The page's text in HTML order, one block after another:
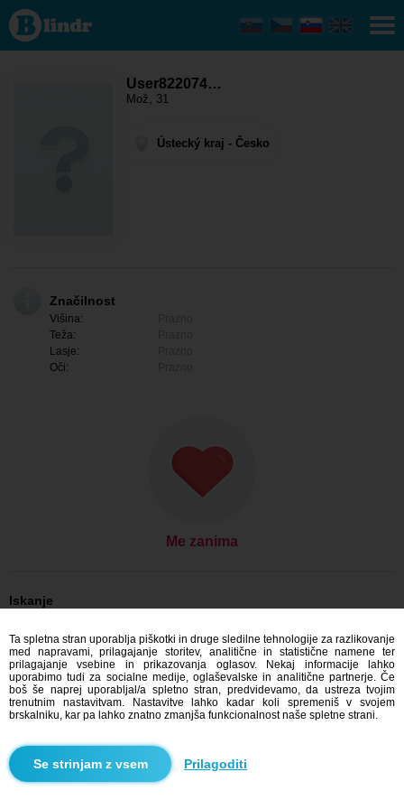
User822074751
- On išče
nekoga
Ústecký kraj -
User822074…
Mož, 31
Ústecký kraj - Česko
Značilnost
Višina:
Teža:
Lasje:
Oči:
Me zanima
Iskanje
On išče njo: Moški, 31
On išče njo: Moški, 31 - Česko
On išče njo: Moški, 31 - Ústecký kraj
On išče njo: Moški, 31 - Teplice
Zmenkovati Česko
Zmenkovati Ústecký kraj
Zmenkovati Teplice
Blindr aplikacije
Ta spletna stran uporablja piškotki in druge sledilne tehnologije za razlikovanje
med napravami, prilagajanje storitev, analitične in statistične namene ter
prilagajanje vsebine in prikazovanja oglasov. Nekaj informacije lahko
uporabimo tudi za socialne medije, oglaševalske in analitične partnerje. Če
boš še naprej uporabljal/a spletno stran, predvidevamo, da ustreza tvojim
trenutnim nastavitvam. Nastavitve lahko kadar koli spremeniš v svojem
brskalniku, kar pa lahko znatno zmanjša funkcionalnost naše spletne strani.
Prilagoditi